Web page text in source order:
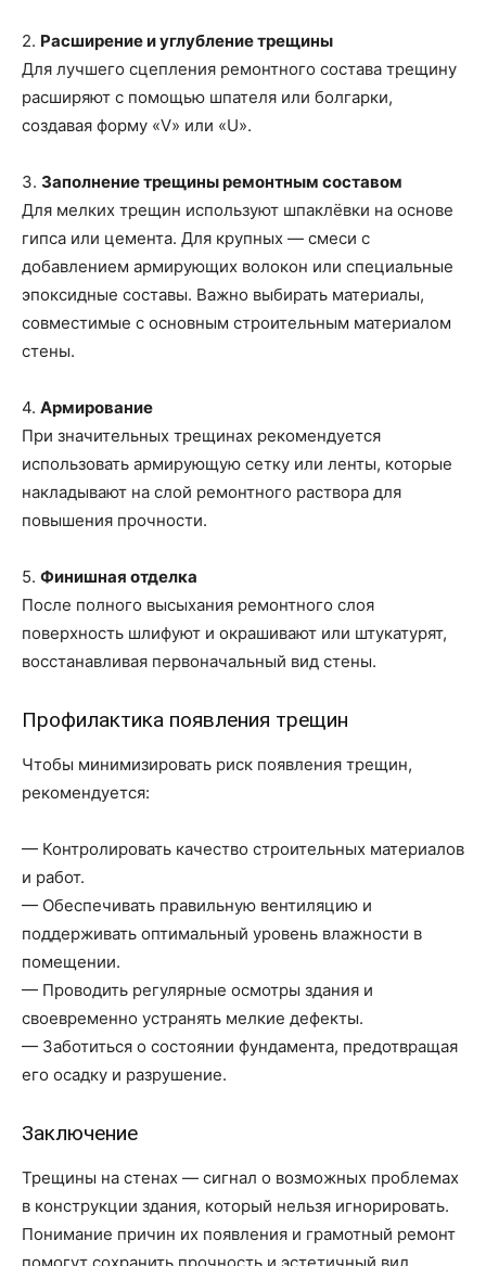
2. Расширение и углубление трещины
Для лучшего сцепления ремонтного состава трещину
расширяют с помощью шпателя или болгарки,
создавая форму «V» или «U».
3. Заполнение трещины ремонтным составом
Для мелких трещин используют шпаклёвки на основе
гипса или цемента. Для крупных — смеси с
добавлением армирующих волокон или специальные
эпоксидные составы. Важно выбирать материалы,
совместимые с основным строительным материалом
стены.
4. Армирование
При значительных трещинах рекомендуется
использовать армирующую сетку или ленты, которые
накладывают на слой ремонтного раствора для
повышения прочности.
5. Финишная отделка
После полного высыхания ремонтного слоя
поверхность шлифуют и окрашивают или штукатурят,
восстанавливая первоначальный вид стены.
Профилактика появления трещин
Чтобы минимизировать риск появления трещин,
рекомендуется:
— Контролировать качество строительных материалов
и работ.
— Обеспечивать правильную вентиляцию и
поддерживать оптимальный уровень влажности в
помещении.
— Проводить регулярные осмотры здания и
своевременно устранять мелкие дефекты.
— Заботиться о состоянии фундамента, предотвращая
его осадку и разрушение.
Заключение
Трещины на стенах — сигнал о возможных проблемах
в конструкции здания, который нельзя игнорировать.
Понимание причин их появления и грамотный ремонт